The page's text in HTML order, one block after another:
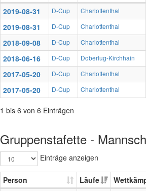
2019-08-31
D-Cup Charlottenthal
2019-08-31 D-Cup Charlottenthal
2018-09-08 D-Cup Charlottenthal
2018-06-16 D-Cup Doberlug-Kirchhain
2017-05-20 D-Cup Charlottenthal
2017-05-20 D-Cup Charlottenthal
1 bis 6 von 6 Einträgen
Gruppenstafette -
Einträge anzeigen
Person Läufe